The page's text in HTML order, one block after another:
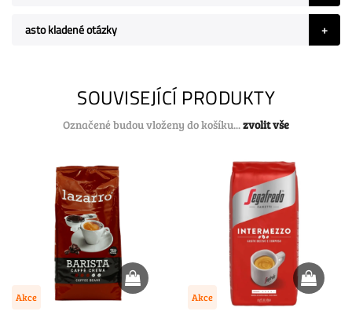
asto kladené otázky
SOUVISEJÍCÍ PRODUKTY
Označené budou vloženy do košíku...zvolit vše
Akce Akce